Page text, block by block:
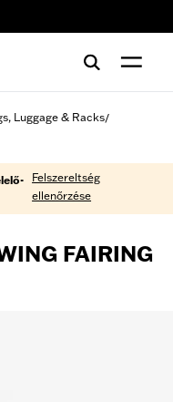
Luggage & Racks/
Felszereltség
ellenőrzése
FAIRING